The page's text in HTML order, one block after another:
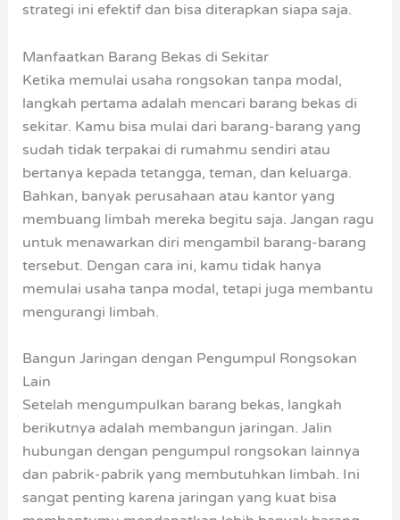
strategi ini efektif dan bisa diterapkan siapa saja.
Manfaatkan Barang Bekas di Sekitar
Ketika memulai usaha rongsokan tanpa modal,
langkah pertama adalah mencari barang bekas di
sekitar. Kamu bisa mulai dari barang-barang yang
sudah tidak terpakai di rumahmu sendiri atau
bertanya kepada tetangga, teman, dan keluarga.
Bahkan, banyak perusahaan atau kantor yang
membuang limbah mereka begitu saja. Jangan ragu
untuk menawarkan diri mengambil barang-barang
tersebut. Dengan cara ini, kamu tidak hanya
memulai usaha tanpa modal, tetapi juga membantu
mengurangi limbah.
Bangun Jaringan dengan Pengumpul Rongsokan
Lain
Setelah mengumpulkan barang bekas, langkah
berikutnya adalah membangun jaringan. Jalin
hubungan dengan pengumpul rongsokan lainnya
dan pabrik-pabrik yang membutuhkan limbah. Ini
sangat penting karena jaringan yang kuat bisa